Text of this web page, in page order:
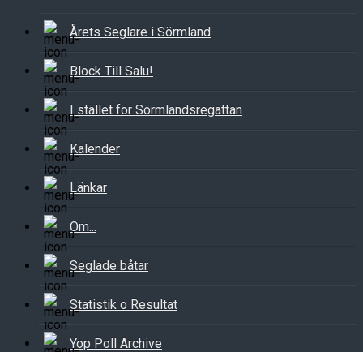
Årets Seglare i Sörmland
Block Till Salu!
I stället för Sörmlandsregattan
Kalender
Länkar
Om...
Seglade båtar
Statistik o Resultat
Yop Poll Archive